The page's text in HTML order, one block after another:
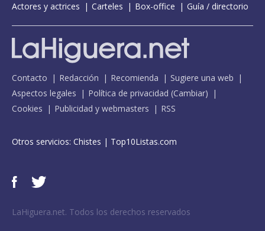
Actores y actrices
Carteles Box-office Guía / directorio
Contacto Redacción Recomienda
Sugiere una web
Aspectos legales
Política de privacidad (Cambiar)
Cookies
Publicidad y webmasters RSS
Otros servicios: Chistes | Top10Listas.com
LaHiguera.net. Todos los derechos reservados